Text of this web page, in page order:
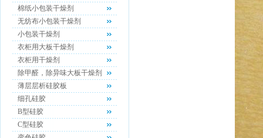
棉纸小包装干燥剂
无纺布小包装干燥剂
小包装干燥剂
衣柜用大板干燥剂
衣柜用干燥剂
除甲醛，除异味大板干燥剂
薄层层析硅胶板
细孔硅胶
B型硅胶
C型硅胶